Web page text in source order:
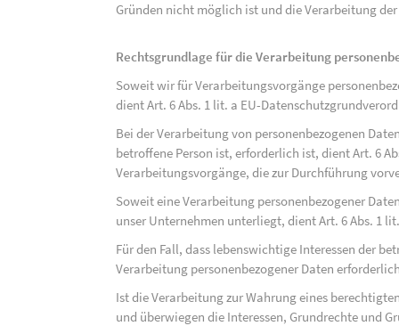
Gründen nicht möglich ist und die Verarbeitung
Rechtsgrundlage für die Verarbeitung
Soweit wir für Verarbeitungsvorgänge
dient Art. 6 Abs. 1 lit. a EU-
Bei der Verarbeitung von personenbezogenen
betroffene Person ist, erforderlich ist, dient Art. 6
Verarbeitungsvorgänge, die zur Durchführung
Soweit eine Verarbeitung personenbezogener
unser Unternehmen unterliegt, dient Art. 6 Abs. 1
Für den Fall, dass lebenswichtige Interessen der
Verarbeitung personenbezogener Daten
Ist die Verarbeitung zur Wahrung eines
und überwiegen die Interessen, Grundrechte und